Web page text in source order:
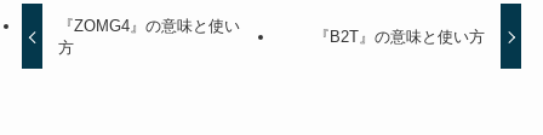
『ZOMG4』の意味と使い
方
『B2T』の意味と使い方